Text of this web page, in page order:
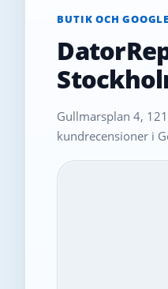
BUTIK OCH
Gullmarsplan 4,
kundrecensioner i